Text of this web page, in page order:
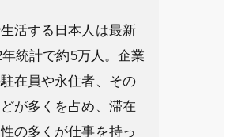
活する日本人は最新
年統計で約5万人。企業
在員や永住者、その
が多くを占め、滞在
の多くが仕事を持っ